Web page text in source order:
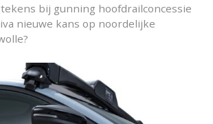
bij gunning hoofdrailconcessie
nieuwe kans op noordelijke